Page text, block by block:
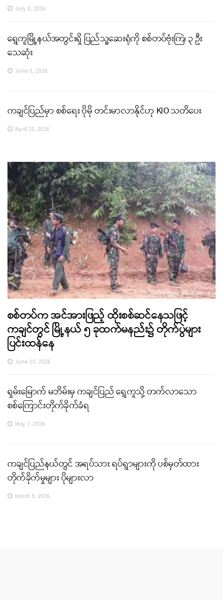
July 8, 2026
ရွှေကူမြို့နယ်အတွင်းရှိ ပြည်သူ့ဆေးရုံကို စစ်တပ်ဗုံးကြဲ၊ ၃ ဦး
သေဆုံး
June 5, 2026
ကချင်ပြည်မှာ စစ်ရေး ပိုမို တင်းမာလာနိုင်ဟု KIO သတိပေး
April 25, 2026
စစ်တပ်က အင်အားဖြည့် ထိုးစစ်ဆင်နေသဖြင့်
ကချင်တွင် မြို့နယ် ၅ ခုထက်မနည်း၌ တိုက်ပွဲများ
ပြင်းထန်နေ
June 10, 2026
ရှမ်းမြောက် မဘိမ်းမှ ကချင်ပြည် ရွှေကူသို့ တက်လာသော
စစ်ကြောင်းတိုက်ခိုက်ခံရ
May 7, 2026
ကချင်ပြည်နယ်တွင် အရပ်သား ရပ်ရွာများကို ပစ်မှတ်ထား
တိုက်ခိုက်မှုများ ပိုများလာ
March 6, 2026